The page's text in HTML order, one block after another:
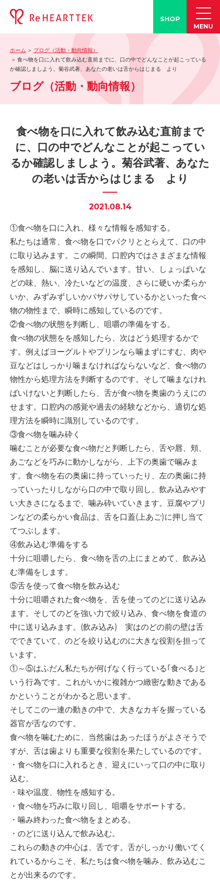
製品情報
-「FACE LINE BOTTLE」
活動情報
-ブログ
-学会発表情報
-お客様の声
-メディア紹介事例
誤嚥・誤嚥性肺炎の知識
-誤嚥・誤嚥性肺炎とは
-誤嚥・誤嚥性肺炎の予防策
会社情報
電話する
SHOP
MENU
ホーム
ブログ（活動・動向情報）
食べ物を口に入れて飲み込む直前までに、口の中でどんなことが起こっている
か確認しましよう。菊谷武著、あなたの老いは舌からはじまる より
ブログ（活動・動向情報）
食べ物を口に入れて飲み込む直前まで
に、口の中でどんなことが起こってい
るか確認しましよう。菊谷武著、あなた
の老いは舌からはじまる より
2021.08.14
①食べ物を口に入れ、様々な情報を感知する。
私たちは通常、食べ物を口でパクリととらえて、口の中
に取り込みます。この瞬間、口腔内ではさまざまな情報
を感知し、脳に送り込んでいます。甘い、しょっぱいな
どの味、熱い、冷たいなどの温度、さらに硬いか柔らか
いか、みずみずしいかパサパサしているかといった食べ
物の物性まで、瞬時に感知しているのです。
②食べ物の状態を判断し、咀嚼の準備をする。
食べ物の状態をを感知したら、次はどう処理するかで
す。例えばヨーグルトやプリンなら噛まずにすむ、肉や
豆などはしっかり噛まなければならないなど、食べ物の
物性から処理方法を判断するのです。そして噛まなけれ
ばいけないと判断したら、舌が食べ物を奥歯のうえにの
せます。口腔内の感覚や過去の経験などから、適切な処
理方法を瞬時に識別しているのです。
③食べ物を噛み砕く
噛むことが必要な食べ物だと判断したら、舌や唇、頬、
あごなどを巧みに動かしながら、上下の奥歯で噛みま
す。食べ物を右の奥歯に持っていったり、左の奥歯に持
っていったりしながら口の中で取り回し、飲み込みやす
い大きさになるまで、噛み砕いていきます。豆腐やプリ
ンなどの柔らかい食品は、舌を口蓋(上あご)に押し当て
てつぶします。
④飲み込む準備をする
十分に咀嚼したら、食べ物を舌の上にまとめて、飲み込
む準備をします。
⑤舌を使って食べ物を飲み込む
十分に咀嚼された食べ物を、舌を使ってのどに送り込み
ます。そしてのどを強い力で絞り込み、食べ物を食道の
中に送り込みます。(飲み込み) 実はのどの前の壁は舌
でできていて、のどを絞り込むのに大きな役割を担って
います。
①～⑤はふだん私たちが何げなく行っている｢食べる｣と
いう行為です。これがいかに複雑かつ緻密な動きである
かということがわかると思います。
そしてこの一連の動きの中で、大きなカギを握っている
器官が舌なのです。
食べ物を噛むために、当然歯はあったほうがよさそうで
すが、舌は歯よりも重要な役割を果たしているのです。
・食べ物を口に入れるとき、迎えにいって口の中に取り
込む。
・味や温度、物性を感知する。
・食べ物を巧みに取り回し、咀嚼をサポートする。
・噛み終わった食べ物をまとめる。
・のどに送り込んで飲み込む。
これらの動きの中心は、舌です。舌がしっかり働いてく
れているからこそ、私たちは食べ物を噛み、飲み込むこ
とが出来るのです。